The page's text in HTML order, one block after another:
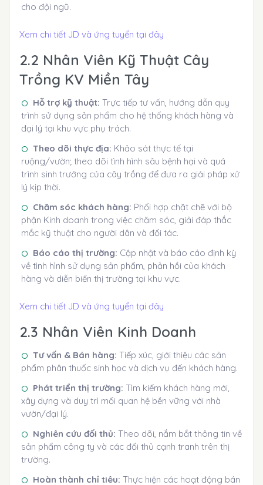
cho đội ngũ.
Xem chi tiết JD và ứng tuyển tại đây
2.2 Nhân Viên Kỹ Thuật Cây
Trồng KV Miền Tây
Hỗ trợ kỹ thuật: Trực tiếp tư vấn, hướng dẫn quy
trình sử dụng sản phẩm cho hệ thống khách hàng và
đại lý tại khu vực phụ trách.
Theo dõi thực địa: Khảo sát thực tế tại
ruộng/vườn; theo dõi tình hình sâu bệnh hại và quá
trình sinh trưởng của cây trồng để đưa ra giải pháp xử
lý kịp thời.
Chăm sóc khách hàng: Phối hợp chặt chẽ với bộ
phận Kinh doanh trong việc chăm sóc, giải đáp thắc
mắc kỹ thuật cho người dân và đối tác.
Báo cáo thị trường: Cập nhật và báo cáo định kỳ
về tình hình sử dụng sản phẩm, phản hồi của khách
hàng và diễn biến thị trường tại khu vực.
Xem chi tiết JD và ứng tuyển tại đây
2.3 Nhân Viên Kinh Doanh
Tư vấn & Bán hàng: Tiếp xúc, giới thiệu các sản
phẩm phân thuốc sinh học và dịch vụ đến khách hàng.
Phát triển thị trường: Tìm kiếm khách hàng mới,
xây dựng và duy trì mối quan hệ bền vững với nhà
vườn/đại lý.
Nghiên cứu đối thủ: Theo dõi, nắm bắt thông tin về
sản phẩm công ty và các đối thủ cạnh tranh trên thị
trường.
Hoàn thành chỉ tiêu: Thực hiện các hoạt động bán